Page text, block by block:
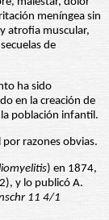
meníngea sin
atrofia muscular,
de
ha sido
en la creación de
población infantil.
razones obvias.
) en 1874,
y lo publicó A.
11 4/1